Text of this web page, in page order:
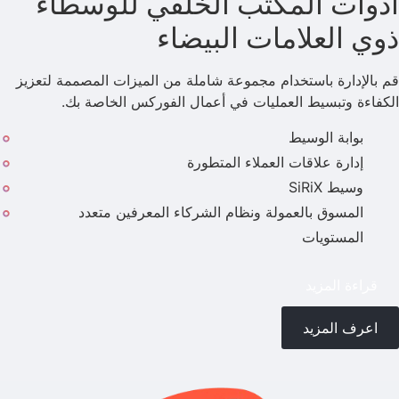
ذوي العلامات البيضاء
قم بالإدارة باستخدام مجموعة شاملة من الميزات المصممة لتعزيز
الكفاءة وتبسيط العمليات في أعمال الفوركس الخاصة بك.
بوابة الوسيط
إدارة علاقات العملاء المتطورة
وسيط SiRiX
المسوق بالعمولة ونظام الشركاء المعرفين متعدد
المستويات
اعرف المزيد